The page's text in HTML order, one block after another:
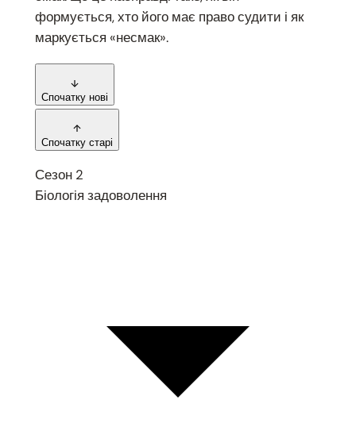
формується, хто його має право судити і як
маркується «несмак».
Спочатку нові
Спочатку старі
Сезон 2
Біологія задоволення